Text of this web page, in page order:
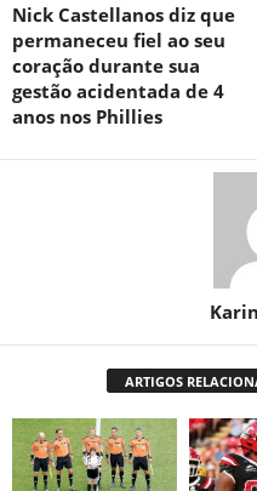
Nick Castellanos diz que
permaneceu fiel ao seu
coração durante sua
gestão acidentada de 4
anos nos Phillies
ARTIGOS